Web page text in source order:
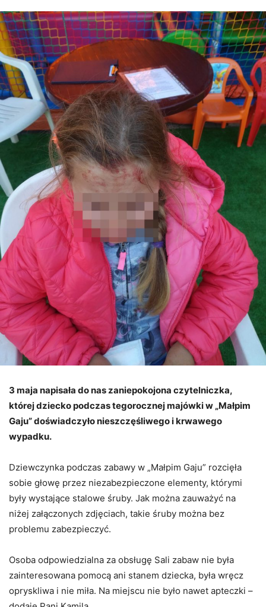
3 maja napisała do nas zaniepokojona czytelniczka,
której dziecko podczas tegorocznej majówki w „Małpim
Gaju” doświadczyło nieszczęśliwego i krwawego
wypadku.
Dziewczynka podczas zabawy w „Małpim Gaju” rozcięła
sobie głowę przez niezabezpieczone elementy, którymi
były wystające stalowe śruby. Jak można zauważyć na
niżej załączonych zdjęciach, takie śruby można bez
problemu zabezpieczyć.
Osoba odpowiedzialna za obsługę Sali zabaw nie była
zainteresowana pomocą ani stanem dziecka, była wręcz
opryskliwa i nie miła. Na miejscu nie było nawet apteczki –